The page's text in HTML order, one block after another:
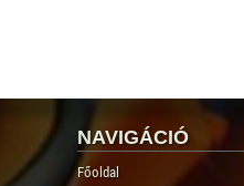
NAVIGÁCIÓ
Főoldal